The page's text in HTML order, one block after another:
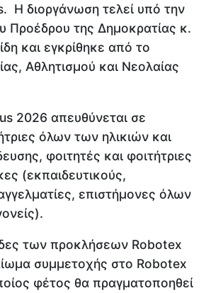
Η διοργάνωση τελεί υπό την
Προέδρου της Δημοκρατίας κ.
και εγκρίθηκε από το
Αθλητισμού και Νεολαίας
2026 απευθύνεται σε
όλων των ηλικιών και
φοιτητές και φοιτήτριες
(εκπαιδευτικούς,
επιστήμονες όλων
των προκλήσεων Robotex
συμμετοχής στο Robotex
φέτος θα πραγματοποηθεί